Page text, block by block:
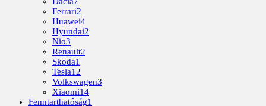
Ferrari2
Huawei4
Hyundai2
Nio3
Renault2
Skoda1
Tesla12
Volkswagen3
Xiaomi14
Fenntarthatóság1